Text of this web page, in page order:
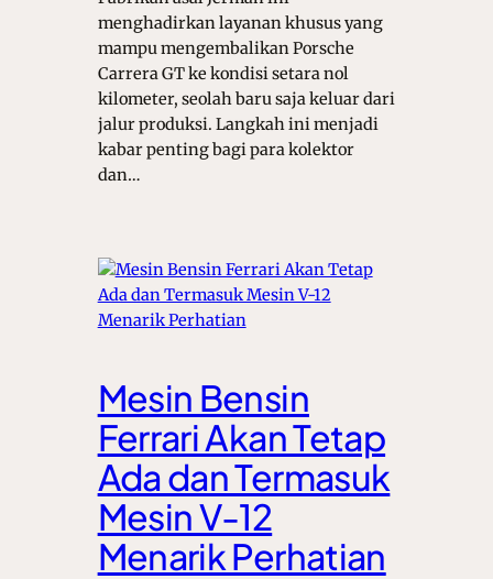
menghadirkan layanan khusus yang
mampu mengembalikan Porsche
Carrera GT ke kondisi setara nol
kilometer, seolah baru saja keluar dari
jalur produksi. Langkah ini menjadi
kabar penting bagi para kolektor
dan…
Mesin Bensin
Ferrari Akan Tetap
Ada dan Termasuk
Mesin V-12
Menarik Perhatian